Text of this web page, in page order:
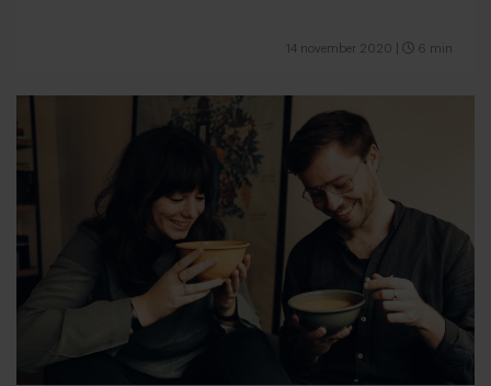
14 november 2020 6 min